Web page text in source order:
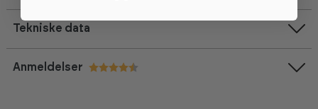
Tekniske data
Anmeldelser